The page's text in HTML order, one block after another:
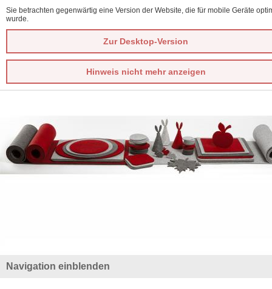
Sie betrachten gegenwärtig eine Version der Website, die für mobile Geräte
wurde.
Zur Desktop-Version
Hinweis nicht mehr anzeigen
Navigation einblenden